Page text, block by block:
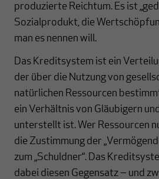
produzierte Reichtum. Es ist
Sozialprodukt, die
man es nennen will.
Das Kreditsystem ist ein
der über die Nutzung von
natürlichen Ressourcen
ein Verhältnis von Gläubigern
unterstellt ist. Wer Ressourcen
die Zustimmung der
zum „Schuldner“. Das
dabei diesen Gegensatz ‒ und